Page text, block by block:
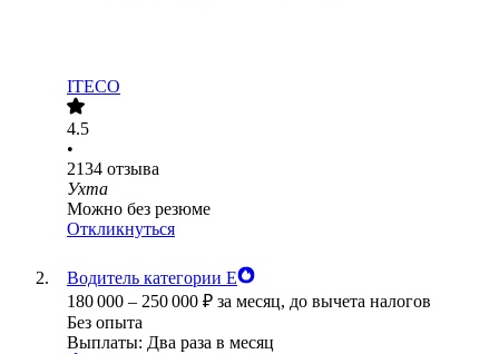
ITECO
4.5
•
2134 отзыва
Ухта
Можно без резюме
Откликнуться
Водитель категории Е
180 000 – 250 000 ₽ за месяц, до вычета налогов
Без опыта
Выплаты: Два раза в месяц